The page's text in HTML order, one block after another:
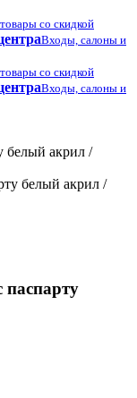
со скидкой
Входы, салоны и
со скидкой
Входы, салоны и
белый акрил /